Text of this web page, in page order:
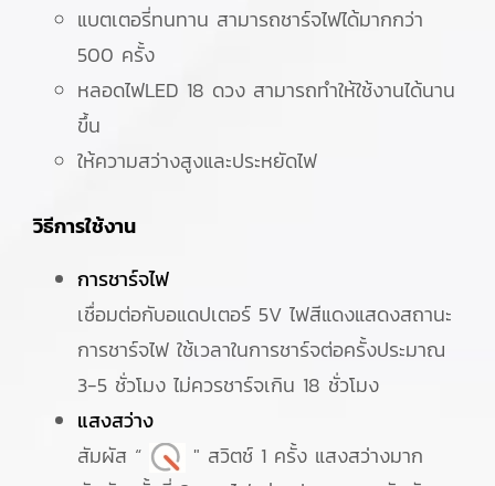
แบตเตอรี่ทนทาน สามารถชาร์จไฟได้มากกว่า
500 ครั้ง
หลอดไฟLED 18 ดวง สามารถทำให้ใช้งานได้นาน
ขึ้น
ให้ความสว่างสูงและประหยัดไฟ
วิธีการใช้งาน
การชาร์จไฟ
เชื่อมต่อกับอแดปเตอร์ 5V ไฟสีแดงแสดงสถานะ
การชาร์จไฟ ใช้เวลาในการชาร์จต่อครั้งประมาณ
3-5 ชั่วโมง ไม่ควรชาร์จเกิน 18 ชั่วโมง
แสงสว่าง
สัมผัส “
" สวิตช์ 1 ครั้ง แสงสว่างมาก